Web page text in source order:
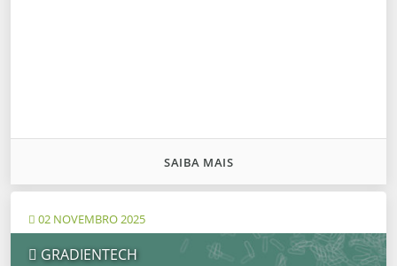
SAIBA MAIS
02 NOVEMBRO 2025
GRADIENTECH